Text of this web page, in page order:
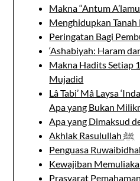
Makna “Antum
Menghidupkan
Peringatan Bagi
‘Ashabiyah: Haram
Makna Hadits Setiap
Mujadid
Lâ Tabi’ Mâ Laysa
Apa yang Bukan
Apa yang Dimaksud
Akhlak Rasulullah ﷺ
Penguasa
Kewajiban
Prasyarat